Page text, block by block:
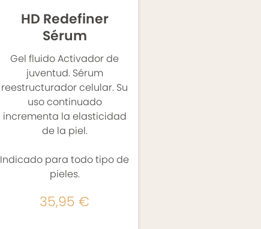
HD Redefiner
Sérum
Gel fluido Activador de
juventud. Sérum
reestructurador celular. Su
uso continuado
incrementa la elasticidad
de la piel.
Indicado para todo tipo de
pieles.
35,95 €